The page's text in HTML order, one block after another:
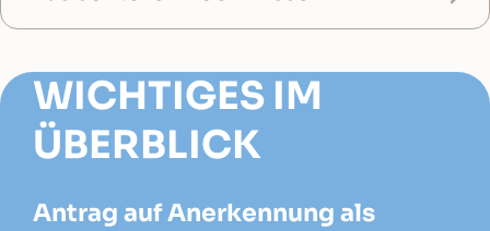
WICHTIGES IM
ÜBERBLICK
Antrag auf Anerkennung als